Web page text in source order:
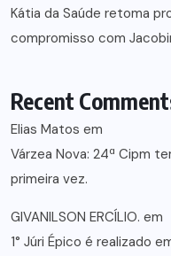
Kátia da Saúde retoma
compromisso com
Recent
Elias Matos em
Várzea Nova: 24ª Cipm
primeira vez.
GIVANILSON ERCÍLIO. em
1° Júri Épico é realizado